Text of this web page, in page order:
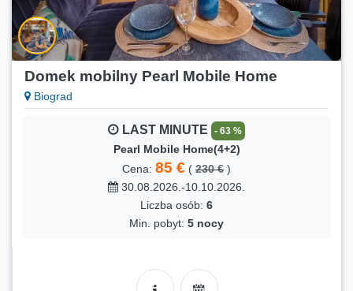
LAST MINUTE - 23 %
LUNA
Cena:180 €(235 €)
05.08.2026.-10.08.2026.
Liczba osób:6
LAST MINUTE - 25 %
Lavanda 2
Cena:128 €(170 €)
07.08.2026.-10.08.2026.
Liczba osób: 3
Min. pobyt: 3 nocy
Lavanda 3
Domek mobilny Pearl Mobile Home
Biograd
LAST MINUTE - 63 %
Pearl Mobile Home(4+2)
Cena: 85 € ( 230 € )
30.08.2026.-10.10.2026.
Liczba osób: 6
Min. pobyt: 5 nocy